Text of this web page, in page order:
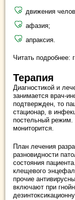
движения
афазия;
апраксия.
Читать подробнее:
Терапия
Диагностикой и
занимается врач-
подтвержден, то
стационар, в
постельный режим.
мониторится.
План лечения
разновидности
состояния
клещевого
прочие
включают при